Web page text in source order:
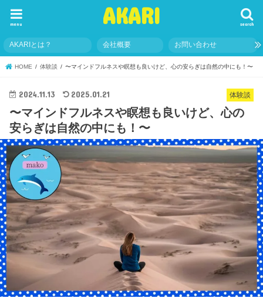
AKARI search
menu
AKARIとは？ 会社概要 お問い合わせ
HOME 体験談 〜マインドフルネスや瞑想も良いけど、心の安らぎは自然の中にも！〜
体験談
2024.11.13 2025.01.21
〜マインドフルネスや瞑想も良いけど、心の
安らぎは自然の中にも！〜